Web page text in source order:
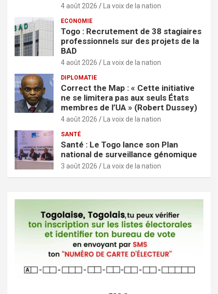
4 août 2026 La voix de la nation
ECONOMIE
Togo : Recrutement de 38 stagiaires
professionnels sur des projets de la
BAD
4 août 2026 La voix de la nation
DIPLOMATIE
Correct the Map : « Cette initiative
ne se limitera pas aux seuls États
membres de l’UA » (Robert Dussey)
4 août 2026 La voix de la nation
SANTÉ
Santé : Le Togo lance son Plan
national de surveillance génomique
3 août 2026 La voix de la nation